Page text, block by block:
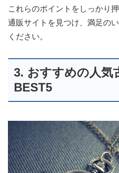
これらのポイントをしっかり
通販サイトを見つけ、満足の
ください。
3. おすすめの人気
BEST5